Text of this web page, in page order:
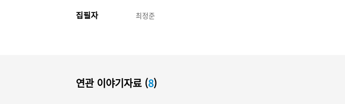
집필자 최정준
연관 이야기자료 (8)